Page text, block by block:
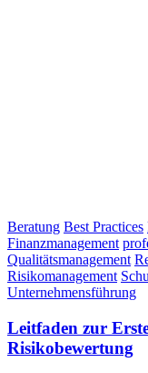
Beratung Best Practices
Finanzmanagement
Qualitätsmanagement
Risikomanagement
Unternehmensführung
Leitfaden zur
Risikobewertung